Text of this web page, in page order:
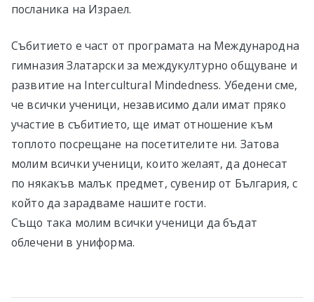
посланика на Израел.
Събитието е част от програмата на Международна
гимназия Златарски за междукултурно общуване и
развитие на Intercultural Mindedness. Убедени сме,
че всички ученици, независимо дали имат пряко
участие в събитието, ще имат отношение към
топлото посрещане на посетителите ни. Затова
молим всички ученици, които желаят, да донесат
по някакъв малък предмет, сувенир от България, с
който да зарадваме нашите гости.
Също така молим всички ученици да бъдат
облечени в униформа.